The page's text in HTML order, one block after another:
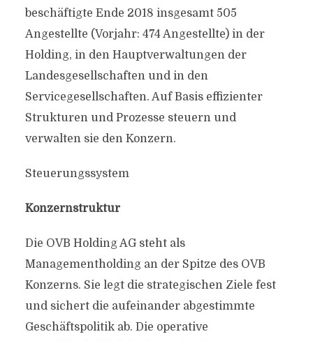
beschäftigte Ende 2018 insgesamt 505
Angestellte (Vorjahr: 474 Angestellte) in der
Holding, in den Hauptverwaltungen der
Landesgesellschaften und in den
Servicegesellschaften. Auf Basis effizienter
Strukturen und Prozesse steuern und
verwalten sie den Konzern.
Steuerungssystem
Konzernstruktur
Die OVB Holding AG steht als
Managementholding an der Spitze des OVB
Konzerns. Sie legt die strategischen Ziele fest
und sichert die aufeinander abgestimmte
Geschäftspolitik ab. Die operative